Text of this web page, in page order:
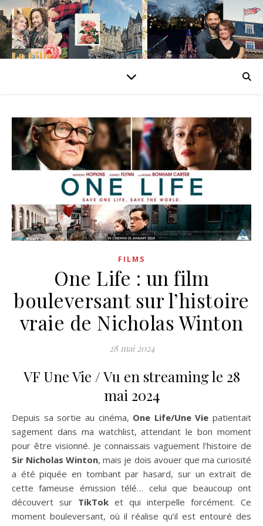
FILMS
One Life : un film
bouleversant sur l’histoire
vraie de Nicholas Winton
28 mai 2024
VF Une Vie / Vu en streaming le 28
mai 2024
Depuis sa sortie au cinéma, One Life/Une Vie patientait
sagement dans ma watchlist, attendant le bon moment
pour être visionné. Je connaissais vaguement l’histoire de
Sir Nicholas Winton, mais je dois avouer que ma curiosité
a été piquée en tombant par hasard, sur un extrait de
cette fameuse émission télé… celui que beaucoup ont
découvert sur TikTok et qui interpelle forcément. Ce
moment bouleversant, où il réalise qu’il est entouré des